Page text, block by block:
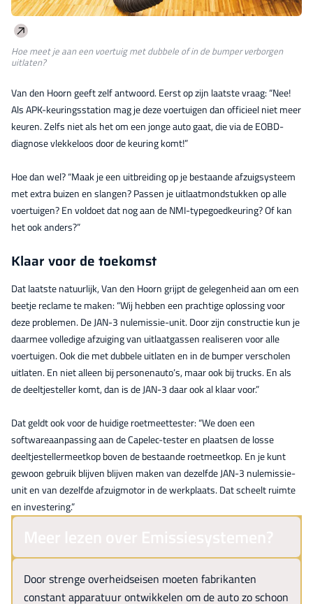
Hoe meet je aan een voertuig met dubbele of in de bumper verborgen
uitlaten?
Van den Hoorn geeft zelf antwoord. Eerst op zijn laatste vraag: “Nee!
Als APK-keuringsstation mag je deze voertuigen dan officieel niet meer
keuren. Zelfs niet als het om een jonge auto gaat, die via de EOBD-
diagnose vlekkeloos door de keuring komt!”
Hoe dan wel? “Maak je een uitbreiding op je bestaande afzuigsysteem
met extra buizen en slangen? Passen je uitlaatmondstukken op alle
voertuigen? En voldoet dat nog aan de NMI-typegoedkeuring? Of kan
het ook anders?”
Klaar voor de toekomst
Dat laatste natuurlijk, Van den Hoorn grijpt de gelegenheid aan om een
beetje reclame te maken: “Wij hebben een prachtige oplossing voor
deze problemen. De JAN-3 nulemissie-unit. Door zijn constructie kun je
daarmee volledige afzuiging van uitlaatgassen realiseren voor alle
voertuigen. Ook die met dubbele uitlaten en in de bumper verscholen
uitlaten. En niet alleen bij personenauto’s, maar ook bij trucks. En als
de deeltjesteller komt, dan is de JAN-3 daar ook al klaar voor.”
Dat geldt ook voor de huidige roetmeettester: “We doen een
softwareaanpassing aan de Capelec-tester en plaatsen de losse
deeltjestellermeetkop boven de bestaande roetmeetkop. En je kunt
gewoon gebruik blijven blijven maken van dezelfde JAN-3 nulemissie-
unit en van dezelfde afzuigmotor in de werkplaats. Dat scheelt ruimte
en investering.”
Door strenge overheidseisen moeten fabrikanten
constant apparatuur ontwikkelen om de auto zo schoon